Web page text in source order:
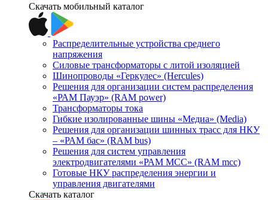
Скачать мобильный каталог
Распределительные устройства среднего
напряжения
Силовые трансформаторы с литой изоляцией
Шинопроводы «Геркулес» (Hercules)
Решения для организации систем распределения
«РАМ Пауэр» (RAM power)
Трансформаторы тока
Гибкие изолированные шины «Медиа» (Media)
Решения для организации шинных трасс для НКУ
– «РАМ бас» (RAM bus)
Решения для систем управления
электродвигателями «РАМ МСС» (RAM mcc)
Готовые НКУ распределения энергии и
управления двигателями
Скачать каталог